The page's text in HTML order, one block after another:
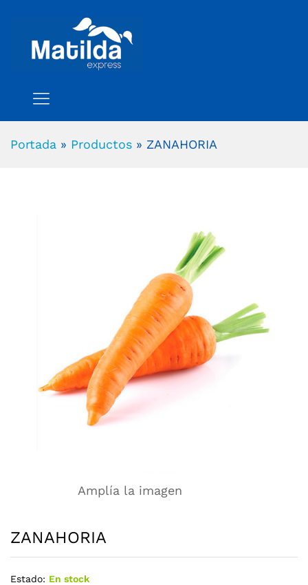
Portada » Productos » ZANAHORIA
Amplía la imagen
ZANAHORIA
Estado: En stock